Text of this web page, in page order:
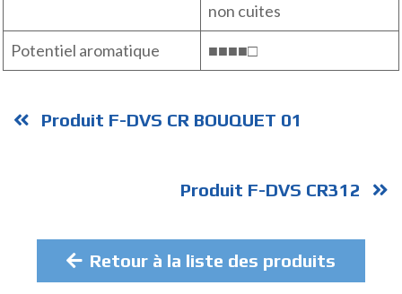
non cuites
Potentiel aromatique
■■■■□
Produit F-DVS CR BOUQUET 01
Produit F-DVS CR312
Retour à la liste des produits